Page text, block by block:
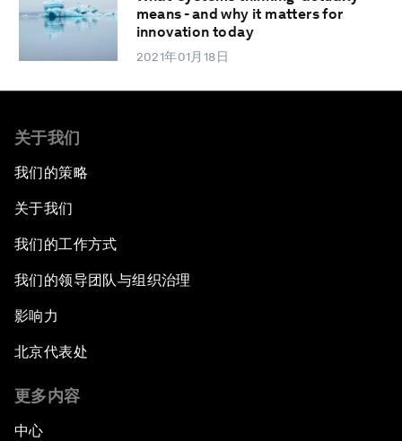
means - and why it matters for
innovation today
2021年01月18日
关于我们
我们的策略
关于我们
我们的工作方式
我们的领导团队与组织治理
影响力
北京代表处
更多内容
中心